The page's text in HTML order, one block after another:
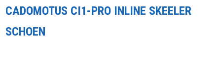
CADOMOTUS CI1-PRO INLINE SKEELER
SCHOEN